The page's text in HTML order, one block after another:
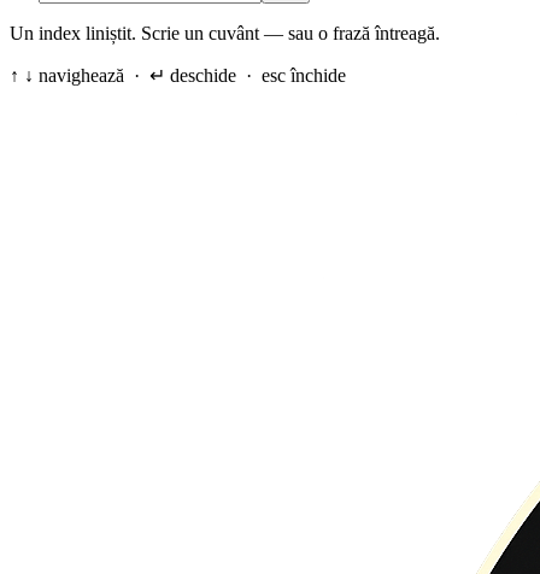
Un index liniștit. Scrie un cuvânt — sau o frază întreagă.
↑ ↓ navighează · ↵ deschide · esc închide